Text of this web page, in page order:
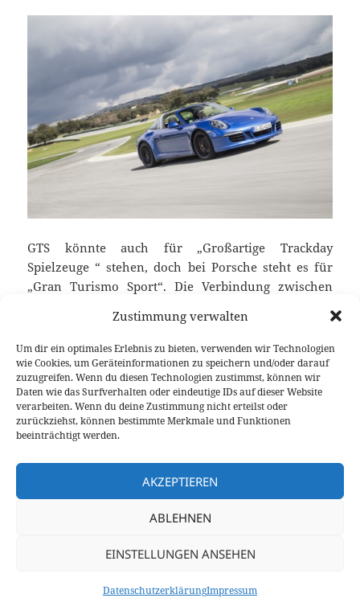
Zustimmung verwalten
Um dir ein optimales Erlebnis zu bieten, verwenden wir Technologien
wie Cookies, um Geräteinformationen zu speichern und/oder darauf
zuzugreifen. Wenn du diesen Technologien zustimmst, können wir
Daten wie das Surfverhalten oder eindeutige IDs auf dieser Website
verarbeiten. Wenn du deine Zustimmung nicht erteilst oder
zurückziehst, können bestimmte Merkmale und Funktionen
beeinträchtigt werden.
AKZEPTIEREN
ABLEHNEN
EINSTELLUNGEN ANSEHEN
DatenschutzerklärungImpressum
GTS könnte auch für „Großartige Trackday
Spielzeuge “ stehen, doch bei Porsche steht es für
„Gran Turismo Sport“. Die Verbindung zwischen
langer Strecke ein komfortabler Reisebegleiter ist.
Der Porsche 911 Targa 4 GTS bietet zudem die sehr
exklusive Dachkonstruktion und die paar
zusätzlichen Kilos fallen auf der Rennstrecke nicht
weiter ins Gewicht. Ein Bericht über erste Fahrt mit
dem 991 Targa 4 GTS über spanische Landstraßen
und den eindrucksvollen Rundkurs des Ascari Race
Resort.Porsche 911 Targa 4 GTS (991) Testfahrt im Ascari
weiterlesen
Autor
Fabian Meßner
7 Kommentare
Datenschutzerklärung Stolz präsentiert von WordPress